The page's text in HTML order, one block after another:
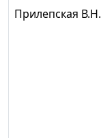
Прилепская В.Н.